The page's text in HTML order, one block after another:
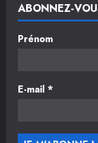
ABONNEZ-
Prénom
E-mail *